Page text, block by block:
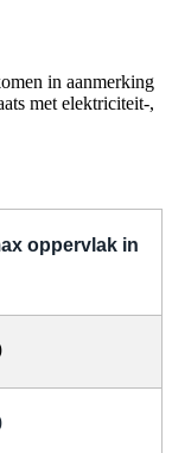
in aanmerking
met elektriciteit-,
oppervlak in